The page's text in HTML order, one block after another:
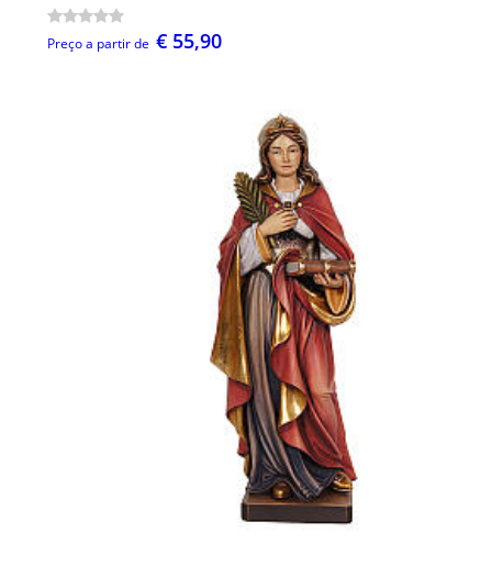
Preço a partir de € 55,90